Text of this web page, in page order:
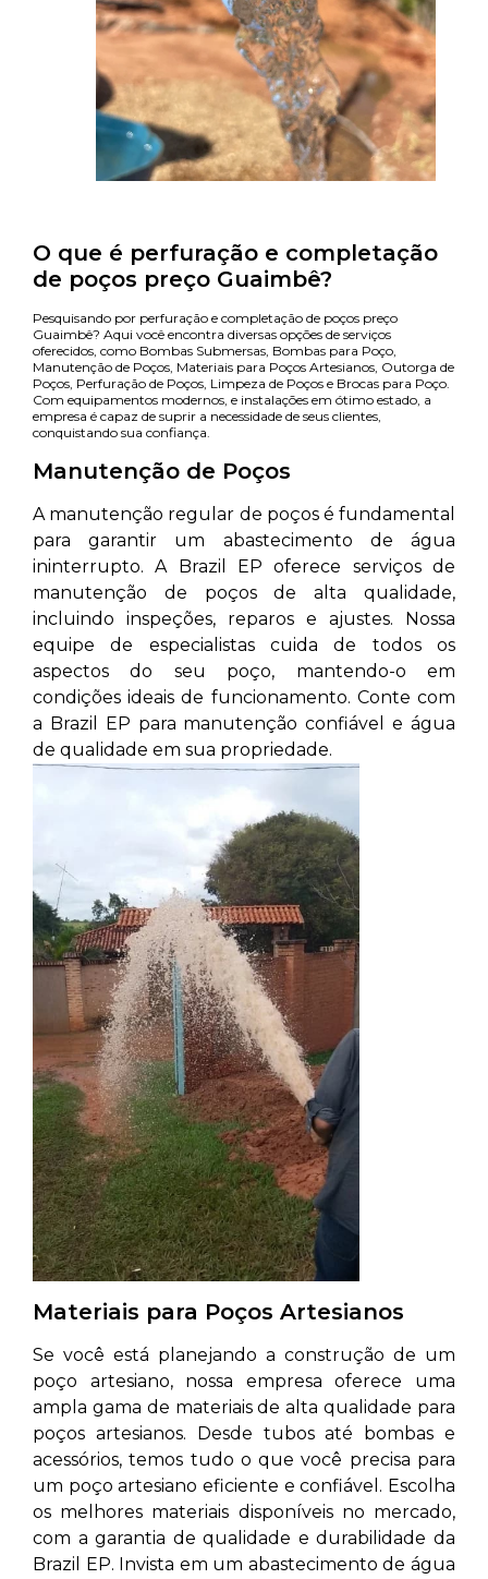
O que é perfuração e completação
de poços preço Guaimbê?
Pesquisando por perfuração e completação de poços preço
Guaimbê? Aqui você encontra diversas opções de serviços
oferecidos, como Bombas Submersas, Bombas para Poço,
Manutenção de Poços, Materiais para Poços Artesianos, Outorga de
Poços, Perfuração de Poços, Limpeza de Poços e Brocas para Poço.
Com equipamentos modernos, e instalações em ótimo estado, a
empresa é capaz de suprir a necessidade de seus clientes,
conquistando sua confiança.
Manutenção de Poços
A manutenção regular de poços é fundamental
para garantir um abastecimento de água
ininterrupto. A Brazil EP oferece serviços de
manutenção de poços de alta qualidade,
incluindo inspeções, reparos e ajustes. Nossa
equipe de especialistas cuida de todos os
aspectos do seu poço, mantendo-o em
condições ideais de funcionamento. Conte com
a Brazil EP para manutenção confiável e água
de qualidade em sua propriedade.
Materiais para Poços Artesianos
Se você está planejando a construção de um
poço artesiano, nossa empresa oferece uma
ampla gama de materiais de alta qualidade para
poços artesianos. Desde tubos até bombas e
acessórios, temos tudo o que você precisa para
um poço artesiano eficiente e confiável. Escolha
os melhores materiais disponíveis no mercado,
com a garantia de qualidade e durabilidade da
Brazil EP. Invista em um abastecimento de água